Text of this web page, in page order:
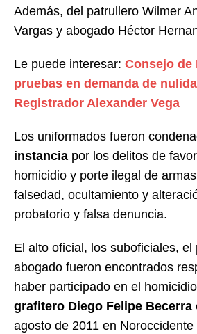
Además, del patrullero Wilmer
Vargas y abogado Héctor
Le puede interesar: Consejo de
pruebas en demanda de
Registrador Alexander Vega
Los uniformados fueron
instancia por los delitos de
homicidio y porte ilegal de
falsedad, ocultamiento y
probatorio y falsa denuncia.
El alto oficial, los suboficiales, el
abogado fueron encontrados
haber participado en el
grafitero Diego Felipe
agosto de 2011 en Noroccidente